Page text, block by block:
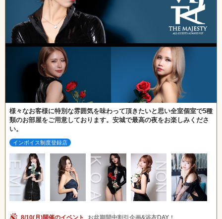
様々なお客様に特別な雰囲気を味わって頂きたいと思い全室個室で5種
類のお部屋をご用意しております。安城で最高の夜をお楽しみくださ
い。
インボイス制度登録店
8/10(月)開催のイベント お盆期間中割引企画&浴衣DAY！